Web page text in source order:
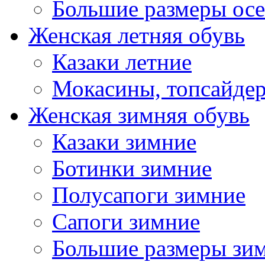
Большие размеры
Женская летняя обувь
Казаки летние
Мокасины,
Женская зимняя обувь
Казаки зимние
Ботинки зимние
Полусапоги зимние
Сапоги зимние
Большие размеры